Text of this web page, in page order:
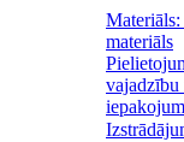
materiāls
vajadzību